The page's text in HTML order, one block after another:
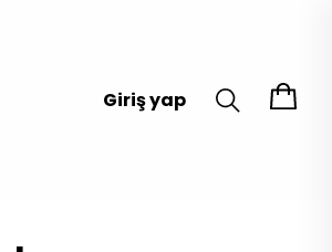
Giriş yap